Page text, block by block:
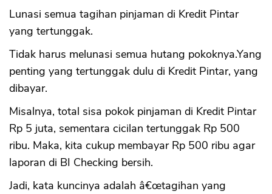
Lunasi semua tagihan pinjaman di Kredit Pintar
yang tertunggak.
Tidak harus melunasi semua hutang pokoknya.Yang
penting yang tertunggak dulu di Kredit Pintar, yang
dibayar.
Misalnya, total sisa pokok pinjaman di Kredit Pintar
Rp 5 juta, sementara cicilan tertunggak Rp 500
ribu. Maka, kita cukup membayar Rp 500 ribu agar
laporan di BI Checking bersih.
Jadi, kata kuncinya adalah â€œtagihan yang